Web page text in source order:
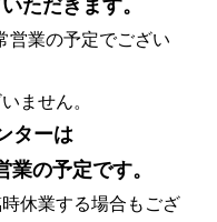
ただきます。
営業の予定でござい
ません。
ターは
の予定です。
休業する場合もござ